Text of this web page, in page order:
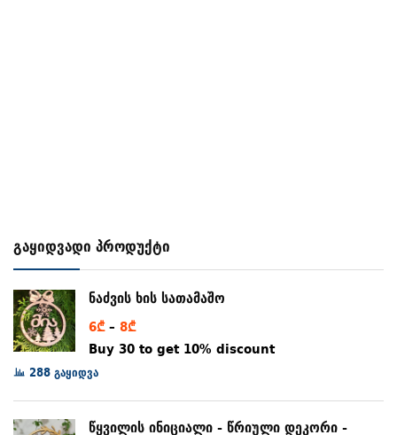
გაყიდვადი პროდუქტი
ნაძვის ხის სათამაშო
6₾ – 8₾Price
range:
Buy 30 to get 10% discount
288 გაყიდვა
წყვილის ინიციალი - წრიული დეკორი -